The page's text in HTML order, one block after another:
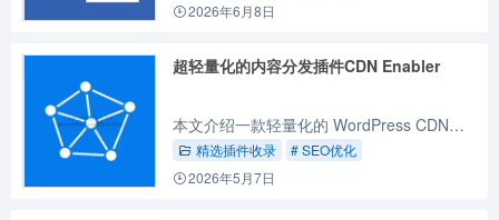
2026年6月8日
超轻量化的内容分发插件CDN Enabler
本文介绍一款轻量化的 WordPress CDN插件，能自动将静态资源的链接替换为指定的域名链接，提升网站访问速度。
精选插件收录
# SEO优化
2026年5月7日